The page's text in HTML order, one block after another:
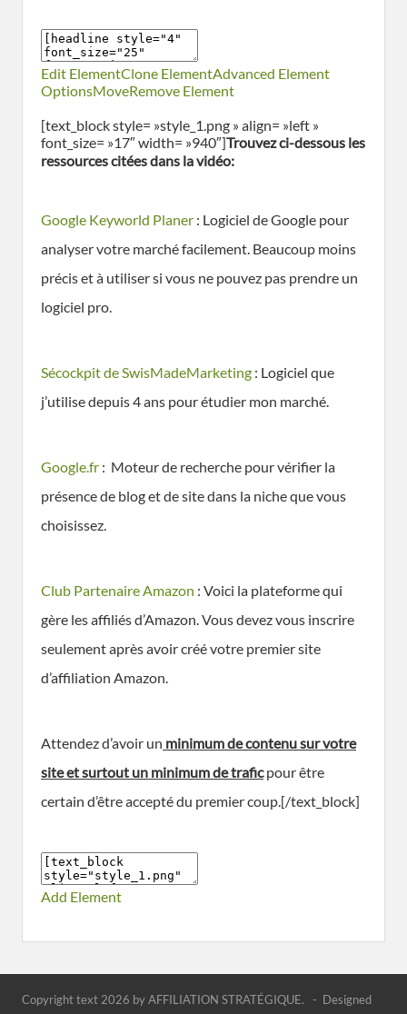
Edit ElementClone ElementAdvanced Element
OptionsMoveRemove Element
[text_block style= »style_1.png » align= »left »
font_size= »17″ width= »940″]Trouvez ci-dessous les
ressources citées dans la vidéo:
Google Keyworld Planer : Logiciel de Google pour
analyser votre marché facilement. Beaucoup moins
précis et à utiliser si vous ne pouvez pas prendre un
logiciel pro.
Sécockpit de SwisMadeMarketing : Logiciel que
j’utilise depuis 4 ans pour étudier mon marché.
Google.fr : Moteur de recherche pour vérifier la
présence de blog et de site dans la niche que vous
choisissez.
Club Partenaire Amazon : Voici la plateforme qui
gère les affiliés d’Amazon. Vous devez vous inscrire
seulement après avoir créé votre premier site
d’affiliation Amazon.
Attendez d’avoir un minimum de contenu sur votre
site et surtout un minimum de traficpour être
certain d’être accepté du premier coup.[/text_block]
Add Element
Copyright text 2026 by AFFILIATION STRATÉGIQUE. - Designed